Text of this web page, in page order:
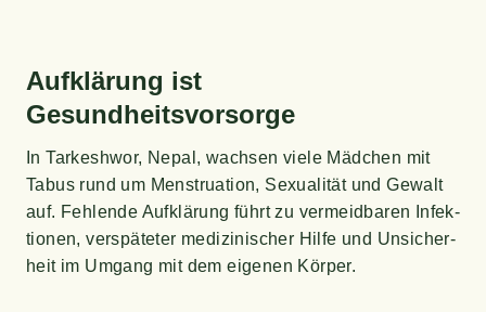
Auf­klä­rung ist
Gesundheitsvorsorge
In Tar­keshwor, Nepal, wach­sen vie­le Mäd­chen mit
Tabus rund um Mens­trua­ti­on, Sexua­li­tät und Gewalt
auf. Feh­len­de Auf­klä­rung führt zu ver­meid­ba­ren Infek­
tio­nen, ver­spä­te­ter medi­zi­ni­scher Hil­fe und Unsi­cher­
heit im Umgang mit dem eige­nen Körper.